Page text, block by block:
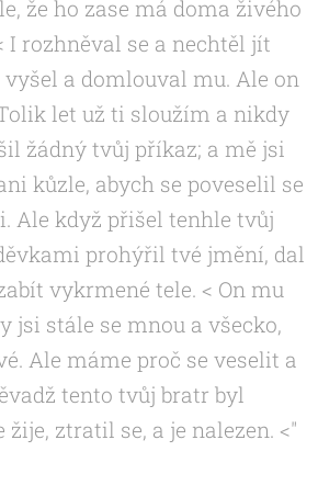
že ho zase má doma živého
I rozhněval se a nechtěl jít
a domlouval mu. Ale on
let už ti sloužím a nikdy
žádný tvůj příkaz; a mě jsi
kůzle, abych se poveselil se
Ale když přišel tenhle tvůj
prohýřil tvé jmění, dal
vykrmené tele. < On mu
jsi stále se mnou a všecko,
Ale máme proč se veselit a
tento tvůj bratr byl
žije, ztratil se, a je nalezen. <"